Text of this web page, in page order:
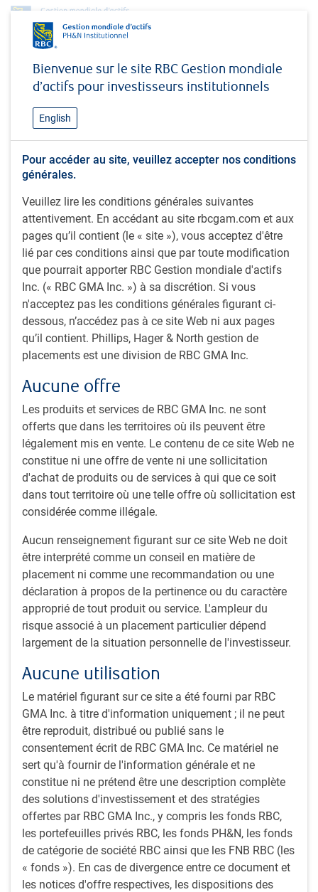
Bienvenue sur le site RBC Gestion mondiale
d’actifs pour investisseurs institutionnels
English
Pour accéder au site, veuillez accepter nos conditions
générales.
Veuillez lire les conditions générales suivantes
attentivement. En accédant au site rbcgam.com et aux
pages qu’il contient (le « site »), vous acceptez d'être
lié par ces conditions ainsi que par toute modification
que pourrait apporter RBC Gestion mondiale d'actifs
Inc. (« RBC GMA Inc. ») à sa discrétion. Si vous
n'acceptez pas les conditions générales figurant ci-
dessous, n’accédez pas à ce site Web ni aux pages
qu’il contient. Phillips, Hager & North gestion de
placements est une division de RBC GMA Inc.
Aucune offre
Les produits et services de RBC GMA Inc. ne sont
offerts que dans les territoires où ils peuvent être
légalement mis en vente. Le contenu de ce site Web ne
constitue ni une offre de vente ni une sollicitation
d'achat de produits ou de services à qui que ce soit
dans tout territoire où une telle offre où sollicitation est
considérée comme illégale.
Aucun renseignement figurant sur ce site Web ne doit
être interprété comme un conseil en matière de
placement ni comme une recommandation ou une
déclaration à propos de la pertinence ou du caractère
approprié de tout produit ou service. L'ampleur du
risque associé à un placement particulier dépend
largement de la situation personnelle de l'investisseur.
Aucune utilisation
Le matériel figurant sur ce site a été fourni par RBC
GMA Inc. à titre d'information uniquement ; il ne peut
être reproduit, distribué ou publié sans le
consentement écrit de RBC GMA Inc. Ce matériel ne
sert qu'à fournir de l'information générale et ne
constitue ni ne prétend être une description complète
des solutions d'investissement et des stratégies
offertes par RBC GMA Inc., y compris les fonds RBC,
les portefeuilles privés RBC, les fonds PH&N, les fonds
de catégorie de société RBC ainsi que les FNB RBC (les
« fonds »). En cas de divergence entre ce document et
les notices d'offre respectives, les dispositions des
Titres canadiens à revenu fixe
Titres canadiens à revenu fixe de base plus à long terme
Titres canadiens à revenu
fixe de base plus à long
terme
Notre stratégie de titres canadiens à revenu fixe de base
plus à long terme vise à offrir des rendements en revenu
relativement élevés et une stabilité du capital en
investissant dans des instruments canadiens à revenu fixe
de base et des titres non compris dans la référence, comme
des créances hypothécaires, des obligations
internationales et des obligations à rendement élevé. Elle
fait l’objet d’une gestion active qui s’effectue à l’aide de
duration est de +/-2 ans par rapport à celle de la référence.
De plus, la stratégie effectue une partie des placements
dans la composante en obligations d’État au moyen de
dérivés, ce qui libère des fonds pour investir dans des
stratégies à rendement absolu en vue d’atteindre l’objectif
global de valeur ajoutée de la stratégie et de dégager un
rendement supérieur aux coûts de financement des dérivés.
utilisera des instruments à revenu fixe de base compris
dans la référence, en plus de comporter une part
importante de titres non compris dans la référence, comme
des hypothèques, des obligations de sociétés à rendement
élevé et des titres de créance des marchés émergents. La
stratégie recourt aussi à l’effet de levier financier pour
atteindre son objectif de placement.
Aperçu de la stratégie
Elle consiste à investir principalement dans des titres à
revenu fixe à long terme émis par des gouvernements et
des sociétés du Canada, ainsi que dans des titres
étrangers
Utilisation de dérivés qui serviront à générer des fonds
supplémentaires, lesquels seront investis dans des
titres à revenu fixe ne faisant pas partie de l’indice,
comme des créances hypothécaires, des obligations
mondiales, des obligations à rendement élevé et des
stratégies à rendement absolu afin d’atteindre l’objectif
de placement